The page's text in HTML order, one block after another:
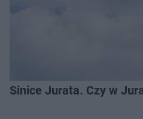
Sinice Jurata. Czy w